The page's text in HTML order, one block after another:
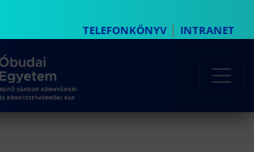
TELEFONKÖNYV| INTRANET